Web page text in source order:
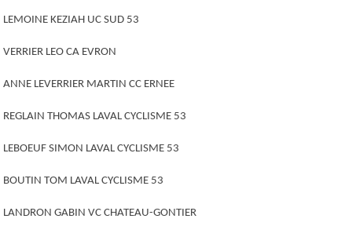
LEMOINE KEZIAH UC SUD 53
VERRIER LEO CA EVRON
ANNE LEVERRIER MARTIN CC ERNEE
REGLAIN THOMAS LAVAL CYCLISME 53
LEBOEUF SIMON LAVAL CYCLISME 53
BOUTIN TOM LAVAL CYCLISME 53
LANDRON GABIN VC CHATEAU-GONTIER